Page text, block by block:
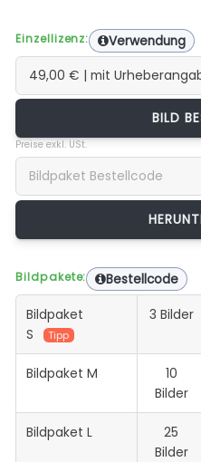
Einzellizenz: Verwendung
BILD
Preise exkl. USt.
Bildpakete: Bestellcode
Bildpaket
S
Tipp
3 Bilder
Bildpaket M
10
Bilder
Bildpaket L
25
Bilder